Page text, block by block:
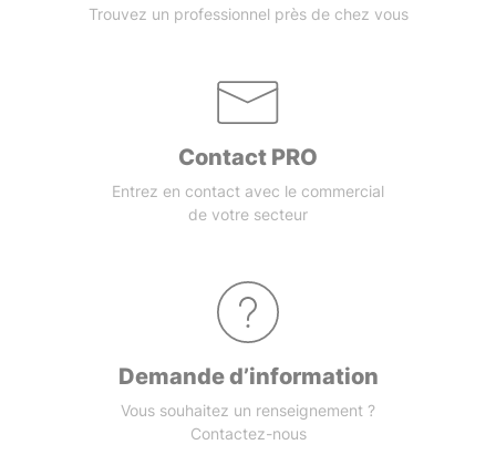
Trouvez un professionnel près de chez vous
Contact PRO
Entrez en contact avec le commercial
de votre secteur
Demande d’information
Vous souhaitez un renseignement ?
Contactez-nous